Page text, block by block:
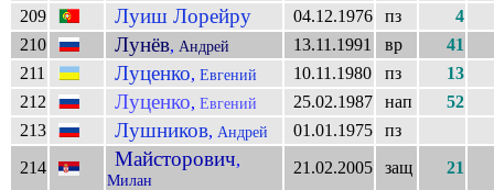
209
Луиш Лорейру 04.12.1976 пз
4
210
Лунёв, Андрей 13.11.1991 вр
41
211
Луценко, Евгений 10.11.1980 пз
13
212
Луценко, Евгений 25.02.1987 нап
52
213
Лушников, Андрей 01.01.1975
пз
214
Майсторович,
Милан
21.02.2005 защ 21